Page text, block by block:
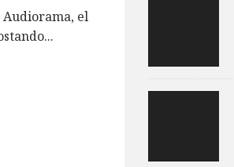
Audiorama, el
...